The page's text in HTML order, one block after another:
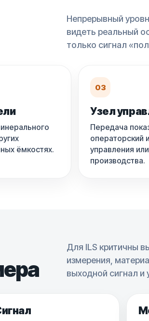
Непрерывный
видеть реальный
только сигнал
ёмкостях.
03
Узел
Передача
операторский
управления
производства.
Для ILS критичны
измерения,
выходной сигнал